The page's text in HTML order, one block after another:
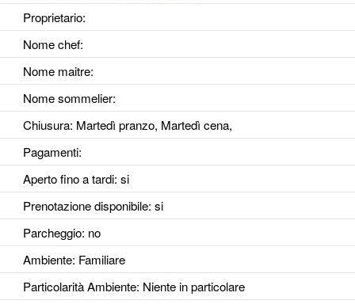
Proprietario:
Nome chef:
Nome maitre:
Nome sommelier:
Chiusura: Martedì pranzo, Martedì cena,
Pagamenti:
Aperto fino a tardi: si
Prenotazione disponibile: si
Parcheggio: no
Ambiente: Familiare
Particolarità Ambiente: Niente in particolare